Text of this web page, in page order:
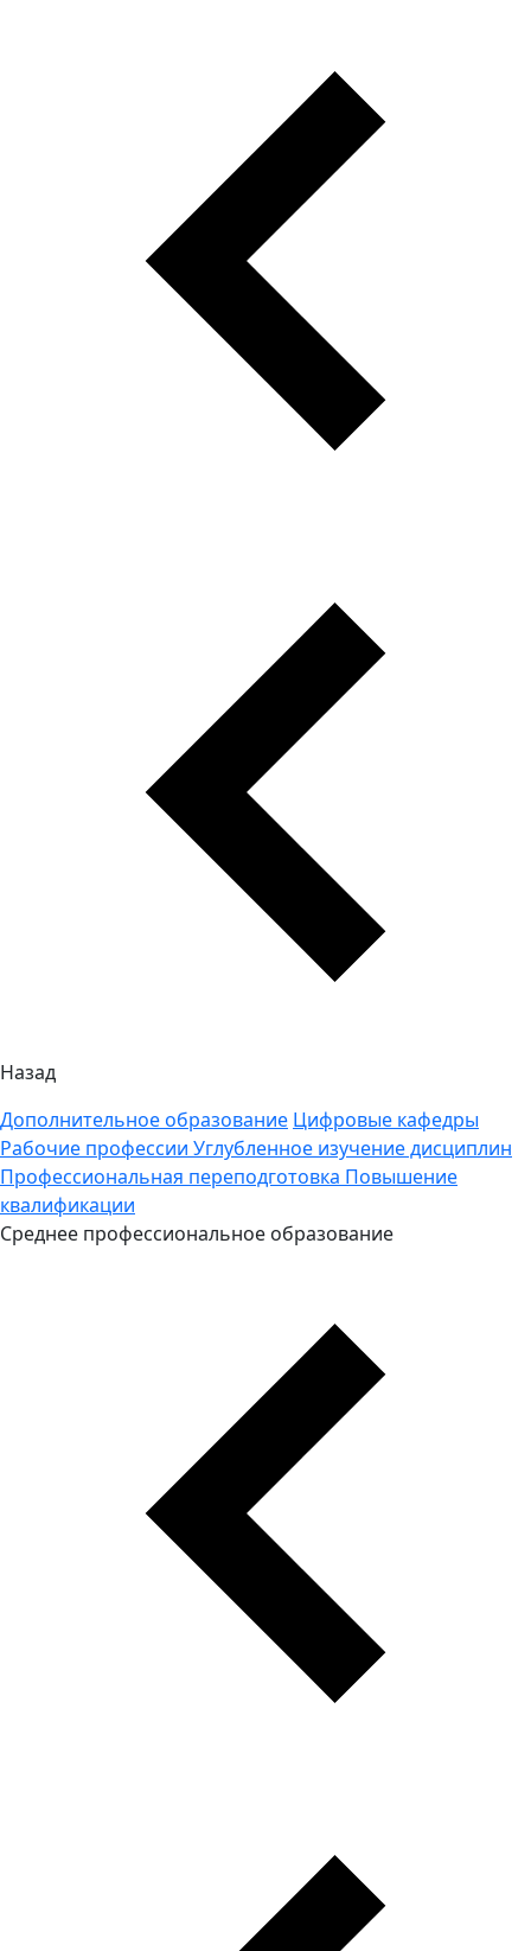
Назад
Дополнительное образование Цифровые кафедры
Рабочие профессии Углубленное изучение дисциплин
Профессиональная переподготовка Повышение
квалификации
Среднее профессиональное образование